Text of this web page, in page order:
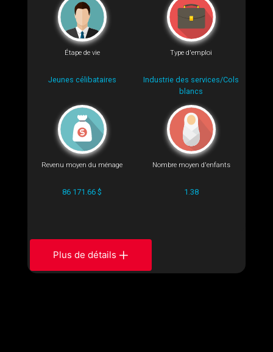
Étape de vie
Jeunes célibataires
Type d'emploi
Industrie des services/Cols
blancs
Revenu moyen du ménage
86 171.66 $
Nombre moyen d'enfants
1.38
Plus de détails